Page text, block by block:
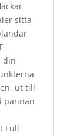
sitta
din
ut till
pannan
Full